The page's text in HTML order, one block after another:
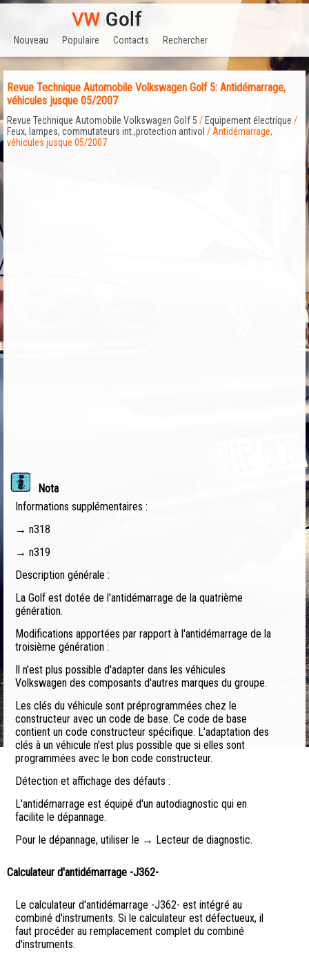
Nouveau Populaire Contacts Rechercher
Revue Technique Automobile Volkswagen Golf 5: Antidémarrage,
véhicules jusque 05/2007
Revue Technique Automobile Volkswagen Golf 5 / Equipement électrique /
Feux, lampes, commutateurs int.,protection antivol / Antidémarrage,
véhicules jusque 05/2007
Nota
Informations supplémentaires :
→ n318
→ n319
Description générale :
La Golf est dotée de l'antidémarrage de la quatrième
génération.
Modifications apportées par rapport à l'antidémarrage de la
troisième génération :
Il n'est plus possible d'adapter dans les véhicules
Volkswagen des composants d'autres marques du groupe.
Les clés du véhicule sont préprogrammées chez le
constructeur avec un code de base. Ce code de base
contient un code constructeur spécifique. L'adaptation des
clés à un véhicule n'est plus possible que si elles sont
programmées avec le bon code constructeur.
Détection et affichage des défauts :
L'antidémarrage est équipé d'un autodiagnostic qui en
facilite le dépannage.
Pour le dépannage, utiliser le → Lecteur de diagnostic.
Calculateur d'antidémarrage -J362-
Le calculateur d'antidémarrage -J362- est intégré au
combiné d'instruments. Si le calculateur est défectueux, il
faut procéder au remplacement complet du combiné
d'instruments.